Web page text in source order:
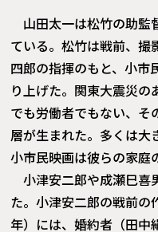
山田太一は松竹の助監
ている。松竹は戦前、撮
四郎の指揮のもと、小市
り上げた。関東大震災
でも労働者でもない、そ
層が生まれた。多くは大
小市民映画は彼らの家庭
小津安二郎や成瀬巳喜
た。小津安二郎の戦前の
年）には、婚約者（田中